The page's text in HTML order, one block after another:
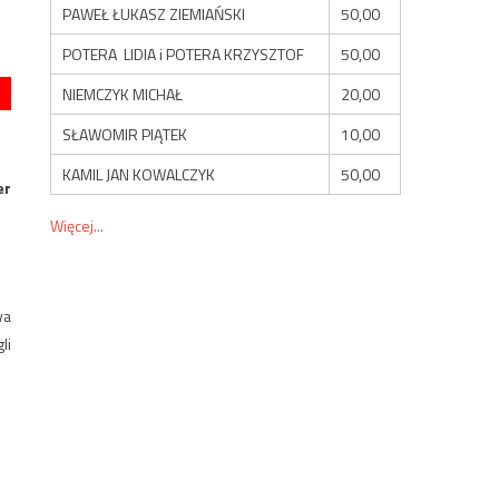
PAWEŁ ŁUKASZ ZIEMIAŃSKI
50,00
POTERA LIDIA i POTERA KRZYSZTOF
50,00
NIEMCZYK MICHAŁ
20,00
SŁAWOMIR PIĄTEK
10,00
KAMIL JAN KOWALCZYK
50,00
Więcej...